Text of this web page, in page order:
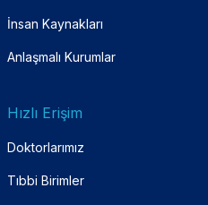
İnsan Kaynakları
Anlaşmalı Kurumlar
Hızlı Erişim
Doktorlarımız
Tıbbi Birimler